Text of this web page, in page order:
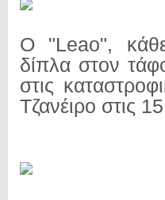
Ο "Leao",
δίπλα στον
στις
Τζανέιρο στις